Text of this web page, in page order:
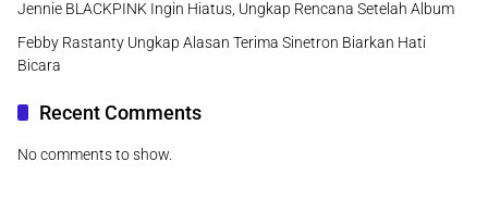
Jennie BLACKPINK Ingin Hiatus, Ungkap Rencana Setelah Album
Febby Rastanty Ungkap Alasan Terima Sinetron Biarkan Hati
Bicara
Recent Comments
No comments to show.